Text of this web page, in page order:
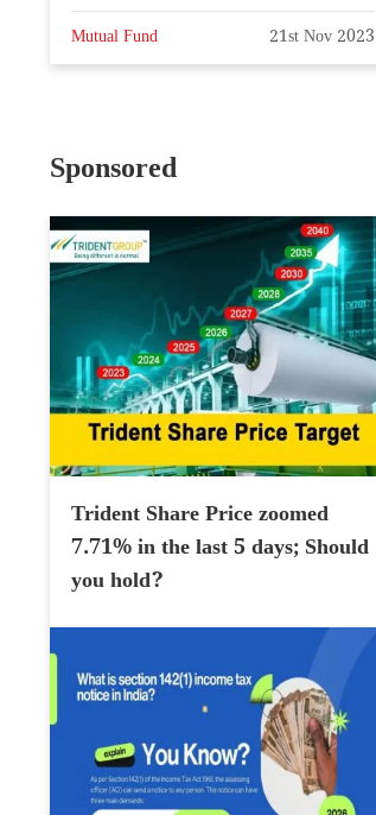
Mutual Fund 21st Nov 2023
Sponsored
Trident Share Price zoomed
7.71% in the last 5 days; Should
you hold?